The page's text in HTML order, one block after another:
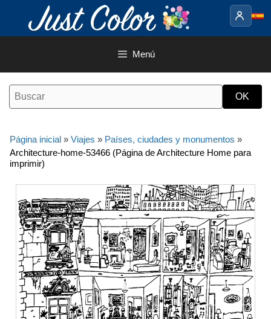
contenido
Menú
Página inicial » Viajes » Países, ciudades y monumentos »
Architecture-home-53466 (Página de Architecture Home para
imprimir)